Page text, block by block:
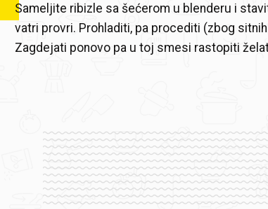
Sameljite ribizle sa šećerom u blenderu i
vatri provri. Prohladiti, pa procediti (zbog
Zagdejati ponovo pa u toj smesi rastopiti